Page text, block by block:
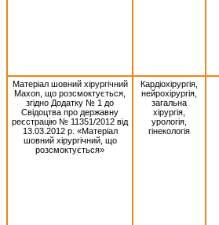
Матеріал шовний хірургічний
Махоn, що розсмоктується,
згідно Додатку № 1 до
Свідоцтва про державну
реєстрацію № 11351/2012 від
13.03.2012 р. «Матеріал
шовний хірургічний, що
розсмоктується»
Кардіохірургія,
нейрохірургія,
загальна
хірургія,
урологія,
гінекологія